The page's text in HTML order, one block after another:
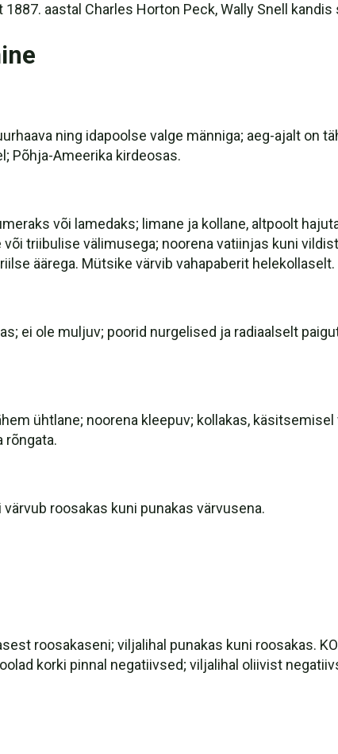
aastal Charles Horton Peck, Wally Snell
ning idapoolse valge männiga; aeg-ajalt on
Põhja-Ameerika kirdeosas.
või lamedaks; limane ja kollane, altpoolt
või triibulise välimusega; noorena vatiinjas kuni
äärega. Mütsike värvib vahapaberit helekollaselt.
ei ole muljuv; poorid nurgelised ja radiaalselt
ühtlane; noorena kleepuv; kollakas,
rõngata.
roosakas kuni punakas värvusena.
roosakaseni; viljalihal punakas kuni roosakas.
korki pinnal negatiivsed; viljalihal oliivist